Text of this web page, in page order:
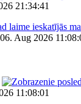
21:34:41
laime ieskatījās
Aug 2026
11:08:01